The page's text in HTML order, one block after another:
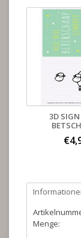
3D
Menge: